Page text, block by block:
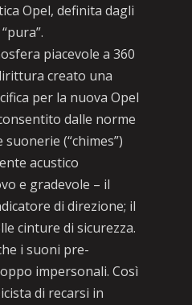
Opel, definita dagli
piacevole a 360
creato una
per la nuova Opel
dalle norme
(“chimes”)
acustico
e gradevole – il
di direzione; il
cinture di sicurezza.
i suoni pre-
impersonali. Così
di recarsi in